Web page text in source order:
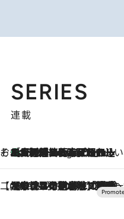
SERIES
連載
そおだよおこの関西おいしい、おやつ紀行
8 Hours Ago
［大阪府箕面市］一皿一皿目の前で仕上げられる、料理を巧みに組み込んだアシェットデセールコース「ミチル アシェット デセール（Michiru assiette dessert）」
【CREA×星野リゾート】唯一無二。癒しと発見が待つ場所へ
2026.8.7
【トンボの足水浴】ヒノキの香りに包まれて涼感マックス！約13℃の湧水かけ流しを避暑地「星野温泉 トンボの湯」で体験